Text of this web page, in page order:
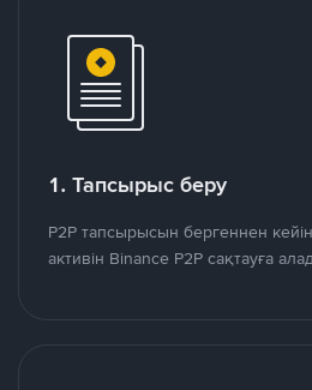
1. Тапсырыс беру
P2P тапсырысын бергеннен
активін Binance P2P сақтауға